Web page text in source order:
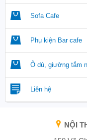
Sofa Cafe
Phụ kiện Bar cafe
Ô dù, giường tắm
Liên hệ
NỘI